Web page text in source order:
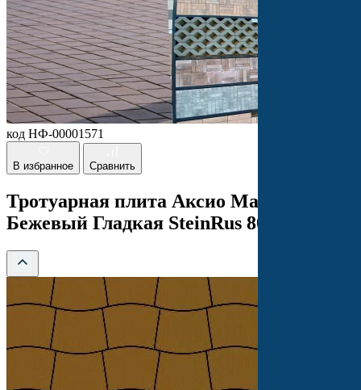
код НФ-00001571
В избранное Сравнить
Тротуарная плита Аксио Макси
Бежевый Гладкая SteinRus 80 мм